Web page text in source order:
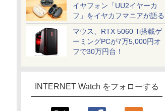
イヤフォン「UU2イヤーカ
フ」をイヤカフマニアが語る
マウス、RTX 5060 Ti搭載ゲ
ーミングPCが7万5,000円オ
フで30万円台！
INTERNET Watch をフォローする